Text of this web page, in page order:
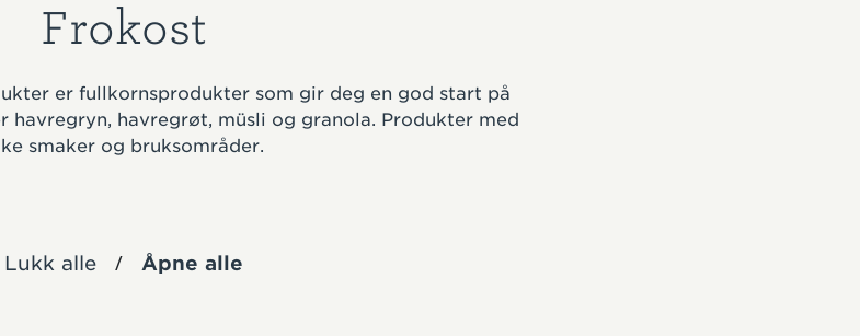
Frokost
er fullkornsprodukter som gir deg en god start på
havregryn, havregrøt, müsli og granola. Produkter med
smaker og bruksområder.
Lukk alle / Åpne alle